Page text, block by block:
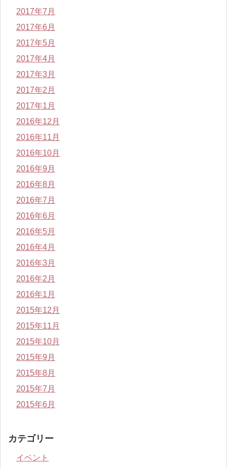
2017年7月
2017年6月
2017年5月
2017年4月
2017年3月
2017年2月
2017年1月
2016年12月
2016年11月
2016年10月
2016年9月
2016年8月
2016年7月
2016年6月
2016年5月
2016年4月
2016年3月
2016年2月
2016年1月
2015年12月
2015年11月
2015年10月
2015年9月
2015年8月
2015年7月
2015年6月
カテゴリー
イベント